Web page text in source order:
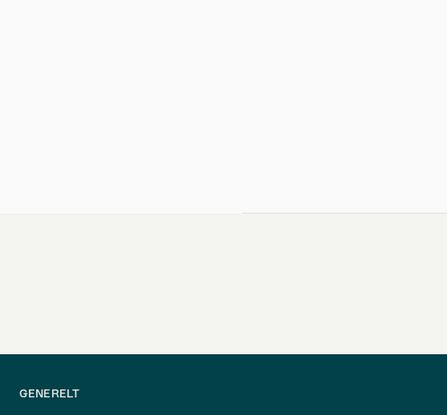
GENERELT